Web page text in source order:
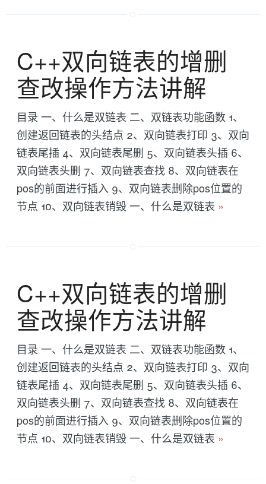
C++双向链表的增删
查改操作方法讲解
目录 一、什么是双链表 二、双链表功能函数 1、
创建返回链表的头结点 2、双向链表打印 3、双向
链表尾插 4、双向链表尾删 5、双向链表头插 6、
双向链表头删 7、双向链表查找 8、双向链表在
pos的前面进行插入 9、双向链表删除pos位置的
节点 10、双向链表销毁 一、什么是双链表 »
C++双向链表的增删
查改操作方法讲解
目录 一、什么是双链表 二、双链表功能函数 1、
创建返回链表的头结点 2、双向链表打印 3、双向
链表尾插 4、双向链表尾删 5、双向链表头插 6、
双向链表头删 7、双向链表查找 8、双向链表在
pos的前面进行插入 9、双向链表删除pos位置的
节点 10、双向链表销毁 一、什么是双链表 »